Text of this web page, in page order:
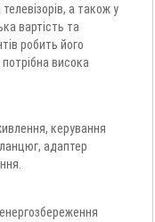
а також у
вартість та
робить його
висока
керування
адаптер